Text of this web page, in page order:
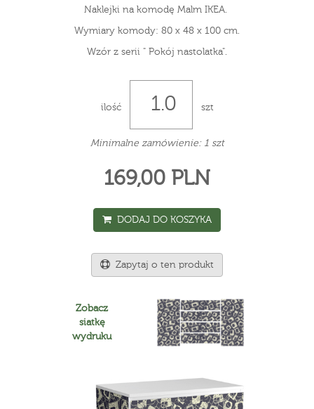
Naklejki na komodę Malm IKEA.
Wymiary komody: 80 x 48 x 100 cm.
Wzór z serii " Pokój nastolatka".
ilość szt
Minimalne zamówienie: 1 szt
169,00 PLN
DODAJ DO KOSZYKA
Zapytaj o ten produkt
Zobacz
siatkę
wydruku